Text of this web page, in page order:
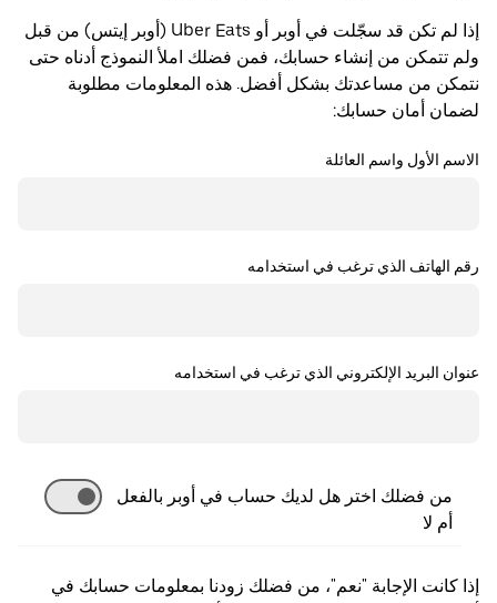
إذا لم تكن قد سجّلت في أوبر أو Uber Eats (أوبر إيتس) من قبل
ولم تتمكن من إنشاء حسابك، فمن فضلك املأ النموذج أدناه حتى
نتمكن من مساعدتك بشكل أفضل. هذه المعلومات مطلوبة
لضمان أمان حسابك:
الاسم الأول واسم العائلة
رقم الهاتف الذي ترغب في استخدامه
عنوان البريد الإلكتروني الذي ترغب في استخدامه
من فضلك اختر هل لديك حساب في أوبر بالفعل
أم لا
إذا كانت الإجابة "نعم"، من فضلك زودنا بمعلومات حسابك في